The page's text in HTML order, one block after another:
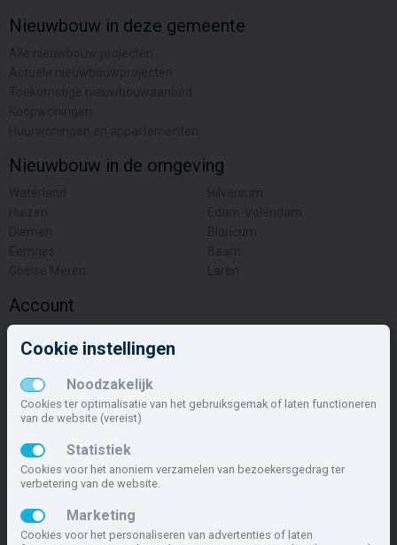
Nieuwbouw in deze gemeente
Nieuwbouw in de omgeving
Account
Inschrijven
Overige
Contact
Zakelijk
Deze site maakt deel uit van
meer dan 85.466 nieuwbouwwoningen in 1.621 projecten de meest
Cookie instellingen
Noodzakelijk
Cookies ter optimalisatie van het gebruiksgemak of laten functioneren
van de website (vereist)
Statistiek
Cookies voor het anoniem verzamelen van bezoekersgedrag ter
verbetering van de website.
Marketing
Cookies voor het personaliseren van advertenties of laten